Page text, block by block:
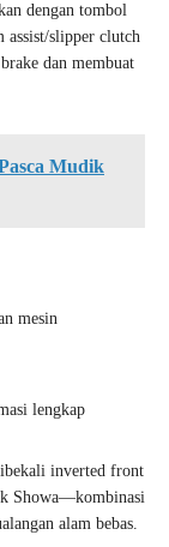
dengan tombol
assist/slipper clutch
dan membuat
Mudik
mesin
lengkap
inverted front
Showa—kombinasi
alam bebas.